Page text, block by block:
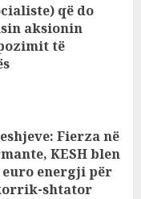
që do
aksionin
të
Fierza në
KESH blen
euro energji për
shtator